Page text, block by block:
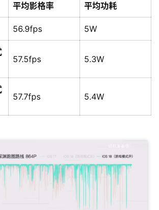
平均影格率 平均功耗
56.9fps 5W
57.5fps 5.3W
57.7fps 5.4W